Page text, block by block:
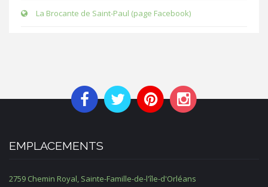
La Brocante de Saint-Paul (page Facebook)
EMPLACEMENTS
2759 Chemin Royal, Sainte-Famille-de-l'île-d'Orléans